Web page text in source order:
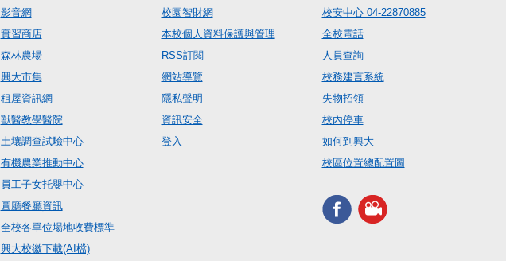
影音網
實習商店
森林農場
興大市集
租屋資訊網
獸醫教學醫院
土壤調查試驗中心
有機農業推動中心
員工子女托嬰中心
圓廳餐廳資訊
全校各單位場地收費標準
興大校徽下載(AI檔)
校園智財網
本校個人資料保護與管理
RSS訂閱
網站導覽
隱私聲明
資訊安全
登入
校安中心 04-22870885
全校電話
人員查詢
校務建言系統
失物招領
校內停車
如何到興大
校區位置總配置圖